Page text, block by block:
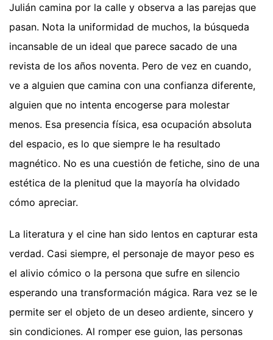
Julián camina por la calle y observa a las parejas que
pasan. Nota la uniformidad de muchos, la búsqueda
incansable de un ideal que parece sacado de una
revista de los años noventa. Pero de vez en cuando,
ve a alguien que camina con una confianza diferente,
alguien que no intenta encogerse para molestar
menos. Esa presencia física, esa ocupación absoluta
del espacio, es lo que siempre le ha resultado
magnético. No es una cuestión de fetiche, sino de una
estética de la plenitud que la mayoría ha olvidado
cómo apreciar.
La literatura y el cine han sido lentos en capturar esta
verdad. Casi siempre, el personaje de mayor peso es
el alivio cómico o la persona que sufre en silencio
esperando una transformación mágica. Rara vez se le
permite ser el objeto de un deseo ardiente, sincero y
sin condiciones. Al romper ese guion, las personas